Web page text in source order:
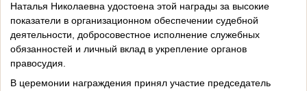
Наталья Николаевна удостоена этой награды за высокие
показатели в организационном обеспечении судебной
деятельности, добросовестное исполнение служебных
обязанностей и личный вклад в укрепление органов
правосудия.
В церемонии награждения принял участие председатель